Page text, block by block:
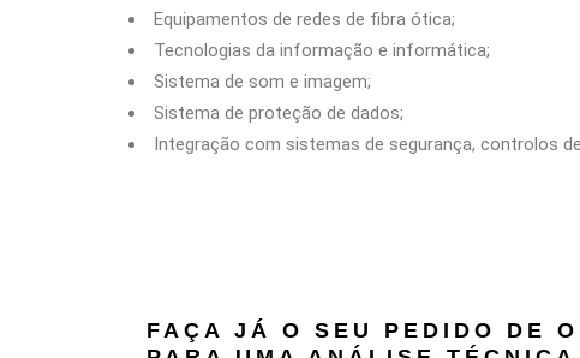
Equipamentos de redes de fibra ótica;
Tecnologias da informação e informática;
Sistema de som e imagem;
Sistema de proteção de dados;
Integração com sistemas de segurança, controlos
FAÇA JÁ O SEU PEDIDO DE